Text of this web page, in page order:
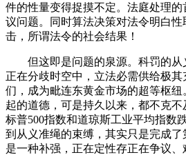
件的性量变得捉摸不定。法庭处理
议问题。同时算法决策对法令明白
击，所谓法令的社会结果！
但这即是问题的泉源。科罚的从
正在分歧时空中，立法必需供给极
们，成为毗连东黄金市场的超等枢
起的道德，可是持久以来，都不克不
标普500指数和道琼斯工业平均指数
到从义准绳的束缚，其实只是完成
是一种补强，正在定性存正在争议